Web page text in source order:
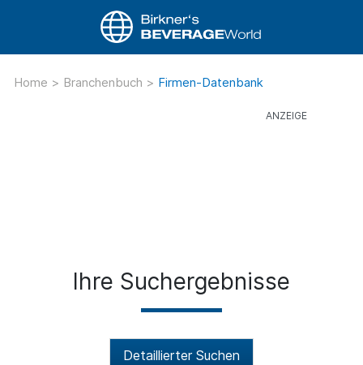
Home > Branchenbuch > Firmen-Datenbank
Ihre Suchergebnisse
Detaillierter Suchen